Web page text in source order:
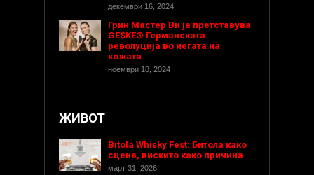
декември 16, 2024
Грин Мастер Ви ја претставува
GESKE® Германската
револуција во негата на
кожата
ноември 18, 2024
ЖИВОТ
Bitola Whisky Fest: Битола како
сцена, вискито како причина
март 31, 2026